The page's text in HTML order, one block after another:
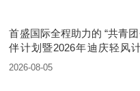
首盛国际全程助力的 “共青团
伴计划暨2026年迪庆轻风
夏令营”圆满落幕
2026-08-05